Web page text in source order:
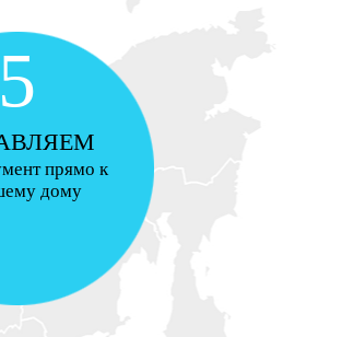
5
прямо к
дому